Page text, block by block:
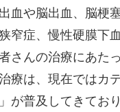
血や脳出血、脳梗
窄症、慢性硬膜下
さんの治療にあた
療は、現在ではカ
が普及してきてお